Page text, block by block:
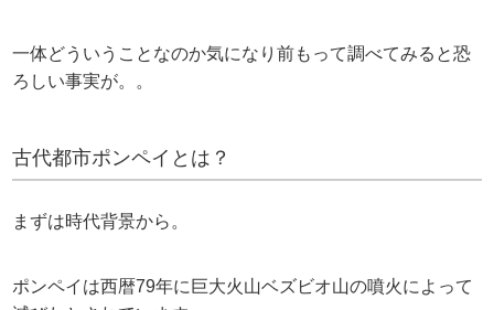
一体どういうことなのか気になり前もって調べてみると恐
ろしい事実が。。
古代都市ポンペイとは？
まずは時代背景から。
ポンペイは西暦79年に巨大火山ベズビオ山の噴火によって